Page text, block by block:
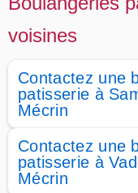
voisines
Contactez une
patisserie à
Mécrin
Contactez une
patisserie à
Mécrin